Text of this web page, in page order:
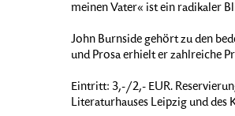
meinen Vater« ist ein radikaler
John Burnside gehört zu den
und Prosa erhielt er zahlreiche
Eintritt: 3,-/2,- EUR.
Literaturhauses Leipzig und des